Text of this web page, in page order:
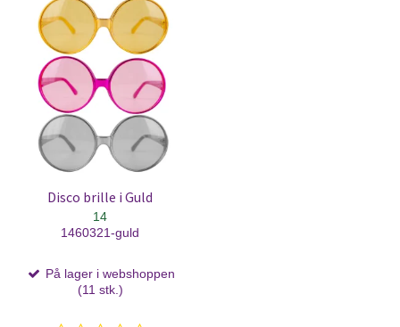
Disco brille i Guld
14
1460321-guld
På lager i webshoppen
(11 stk.)